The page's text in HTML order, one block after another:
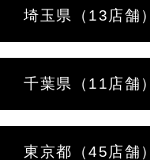
埼玉県（13店舗）
千葉県（11店舗）
東京都（45店舗）